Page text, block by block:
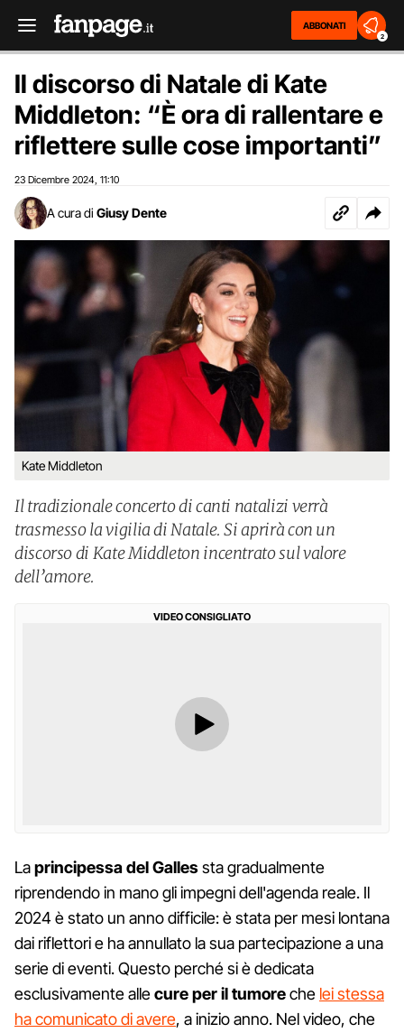
ABBONATI
2
Il discorso di Natale di Kate
Middleton: “È ora di rallentare e
riflettere sulle cose importanti”
23 Dicembre 2024 11:10
A cura di Giusy Dente
Kate Middleton
Il tradizionale concerto di canti natalizi verrà
trasmesso la vigilia di Natale. Si aprirà con un
discorso di Kate Middleton incentrato sul valore
dell’amore.
VIDEO CONSIGLIATO
Laprincipessa del Gallessta gradualmente
riprendendo in mano gli impegni dell'agenda reale. Il
2024 è stato un anno difficile: è stata per mesi lontana
dai riflettori e ha annullato la sua partecipazione a una
serie di eventi. Questo perché si è dedicata
esclusivamente allecure per il tumoreche lei stessa
ha comunicato di avere, a inizio anno. Nel video, che